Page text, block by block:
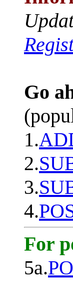
Go
1.
2.
3.
4.
For
5a.